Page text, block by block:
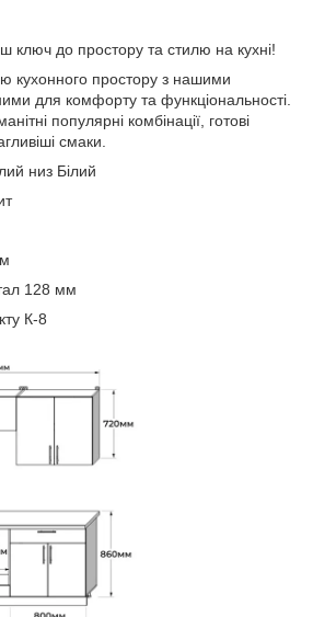
ключ до простору та стилю на кухні!
кухонного простору з нашими
для комфорту та функціональності.
популярні комбінації, готові
смаки.
низ Білий
128 мм
К-8